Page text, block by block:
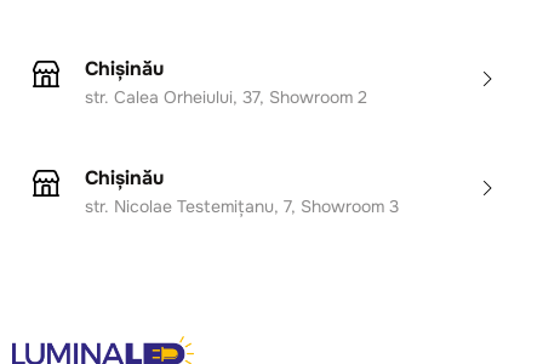
Chișinău
str. Calea Orheiului, 37, Showroom 2
Chișinău
str. Nicolae Testemițanu, 7, Showroom 3